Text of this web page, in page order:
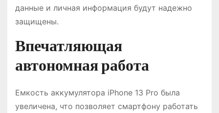
данные и личная информация будут надежно
защищены.
Впечатляющая
автономная работа
Емкость аккумулятора iPhone 13 Pro была
увеличена, что позволяет смартфону работать